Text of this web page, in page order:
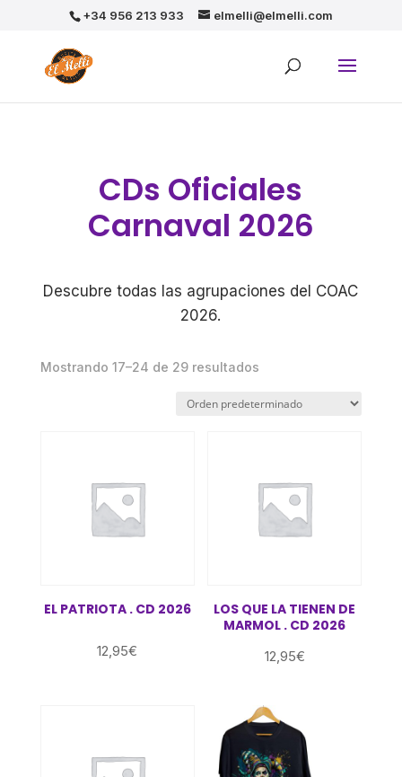
+34 956 213 933 elmelli@elmelli.com
CDs Oficiales
Carnaval 2026
Descubre todas las agrupaciones del COAC
2026.
Mostrando 17–24 de 29 resultados
EL PATRIOTA . CD 2026
12,95€
LOS QUE LA TIENEN DE
MARMOL . CD 2026
12,95€